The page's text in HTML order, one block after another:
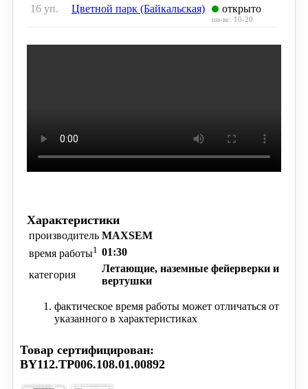
16 уп. Цветной парк (Байкальская) открыто
пн-вс: 10-20
Характеристики
производитель MAXSEM
время работы1 01:30
категория
Летающие, наземные фейерверки и
вертушки
фактическое время работы может отличаться от
указанного в характеристиках
Товар сертифицирован:
BY112.TP006.108.01.00892